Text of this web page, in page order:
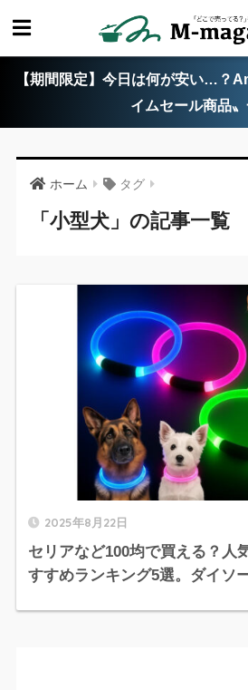
【期間限定】今日は何が安い…？
イムセール商品
ホーム タグ
「小型犬」の記事一覧
2025年8月22日
セリアなど100均で買える？人
すすめランキング5選。ダイソ